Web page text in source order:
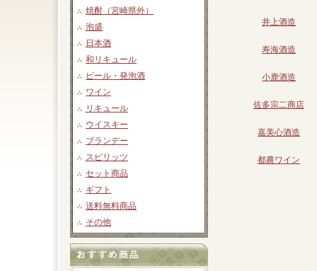
焼酎（宮崎県外）
泡盛
日本酒
和リキュール
ビール・発泡酒
ワイン
リキュール
ウイスキー
ブランデー
スピリッツ
セット商品
ギフト
送料無料商品
その他
井上酒造
寿海酒造
小鹿酒造
佐多宗二商店
嘉美心酒造
都農ワイン